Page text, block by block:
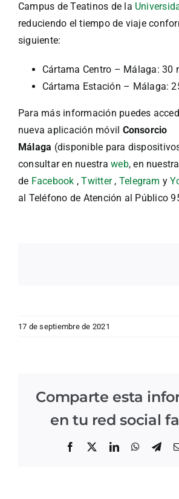
Campus de Teatinos de la
reduciendo el tiempo de viaje
siguiente:
Cártama Centro – Málaga: 30
Cártama Estación – Málaga:
Para más información puedes
nueva aplicación móvil Consorcio
Málaga (disponible para
consultar en nuestraweb, en
de Facebook ,Twitter, Telegram y
al Teléfono de Atención al Público
17 de septiembre de 2021
Comparte esta
en tu red social
Facebook LinkedIn